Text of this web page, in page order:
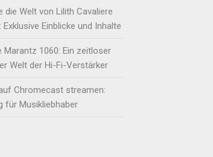
die Welt von Lilith Cavaliere
Exklusive Einblicke und Inhalte
Marantz 1060: Ein zeitloser
Welt der Hi-Fi-Verstärker
Chromecast streamen:
für Musikliebhaber